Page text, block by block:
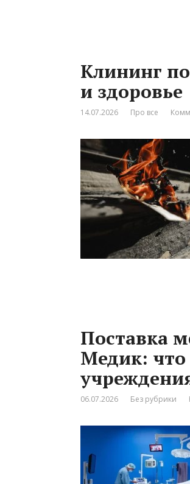
Клининг
и здоровье
14.07.2026 Про все
Поставка
Медик:
06.07.2026 Без рубрики